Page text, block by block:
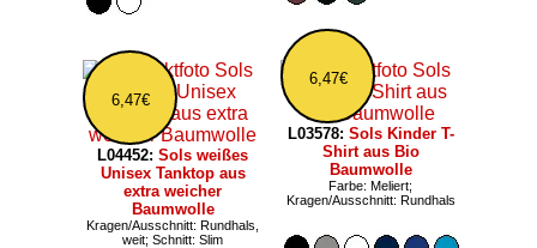
6,47€
L04452: Sols weißes
Unisex Tanktop aus
extra weicher
Baumwolle
Kragen/Ausschnitt: Rundhals,
weit; Schnitt: Slim
6,47€
L03578: Sols Kinder T-
Shirt aus Bio
Baumwolle
Farbe: Meliert;
Kragen/Ausschnitt: Rundhals